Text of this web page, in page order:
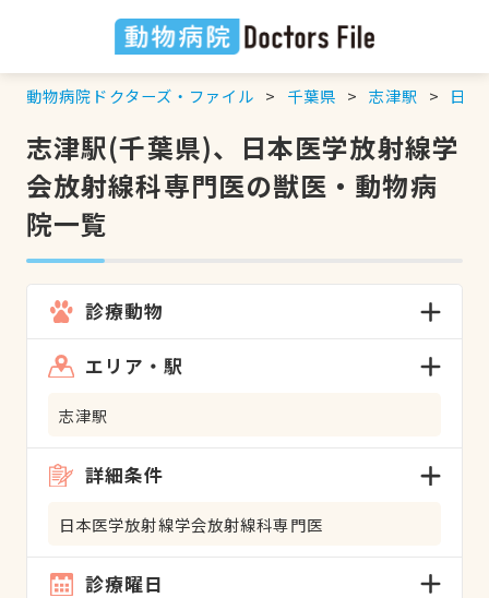
動物病院ドクターズ・ファイル 千葉県 志津駅 日本
志津駅(千葉県)、日本医学放射線学
会放射線科専門医の獣医・動物病
院一覧
診療動物
エリア・駅
志津駅
詳細条件
日本医学放射線学会放射線科専門医
診療曜日